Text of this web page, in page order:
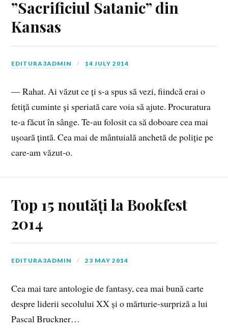
”Sacrificiul Satanic” din
Kansas
EDITURA3ADMIN 14 JULY 2014
— Rahat. Ai văzut ce ți s-a spus să vezi, fiindcă erai o
fetiță cuminte și speriată care voia să ajute. Procuratura
te-a făcut în sânge. Te-au folosit ca să doboare cea mai
ușoară țintă. Cea mai de mântuială anchetă de poliție pe
care-am văzut-o.
Top 15 noutăți la Bookfest
2014
EDITURA3ADMIN 23 MAY 2014
Cea mai tare antologie de fantasy, cea mai bună carte
despre liderii secolului XX și o mărturie-surpriză a lui
Pascal Bruckner…